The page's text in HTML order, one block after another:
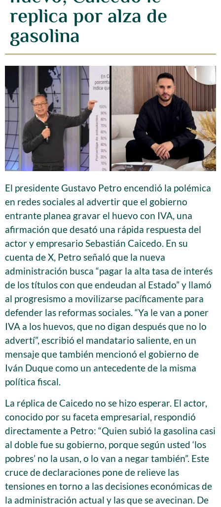
replica por alza de
gasolina
El presidente Gustavo Petro encendió la polémica
en redes sociales al advertir que el gobierno
entrante planea gravar el huevo con IVA, una
afirmación que desató una rápida respuesta del
actor y empresario Sebastián Caicedo. En su
cuenta de X, Petro señaló que la nueva
administración busca “pagar la alta tasa de interés
de los títulos con que endeudan al Estado” y llamó
al progresismo a movilizarse pacíficamente para
defender las reformas sociales. “Ya le van a poner
IVA a los huevos, que no digan después que no lo
advertí”, escribió el mandatario saliente, en un
mensaje que también mencionó el gobierno de
Iván Duque como un antecedente de la misma
política fiscal.
La réplica de Caicedo no se hizo esperar. El actor,
conocido por su faceta empresarial, respondió
directamente a Petro: “Quien subió la gasolina casi
al doble fue su gobierno, porque según usted ‘los
pobres’ no la usan, o lo van a negar también”. Este
cruce de declaraciones pone de relieve las
tensiones en torno a las decisiones económicas de
la administración actual y las que se avecinan. De